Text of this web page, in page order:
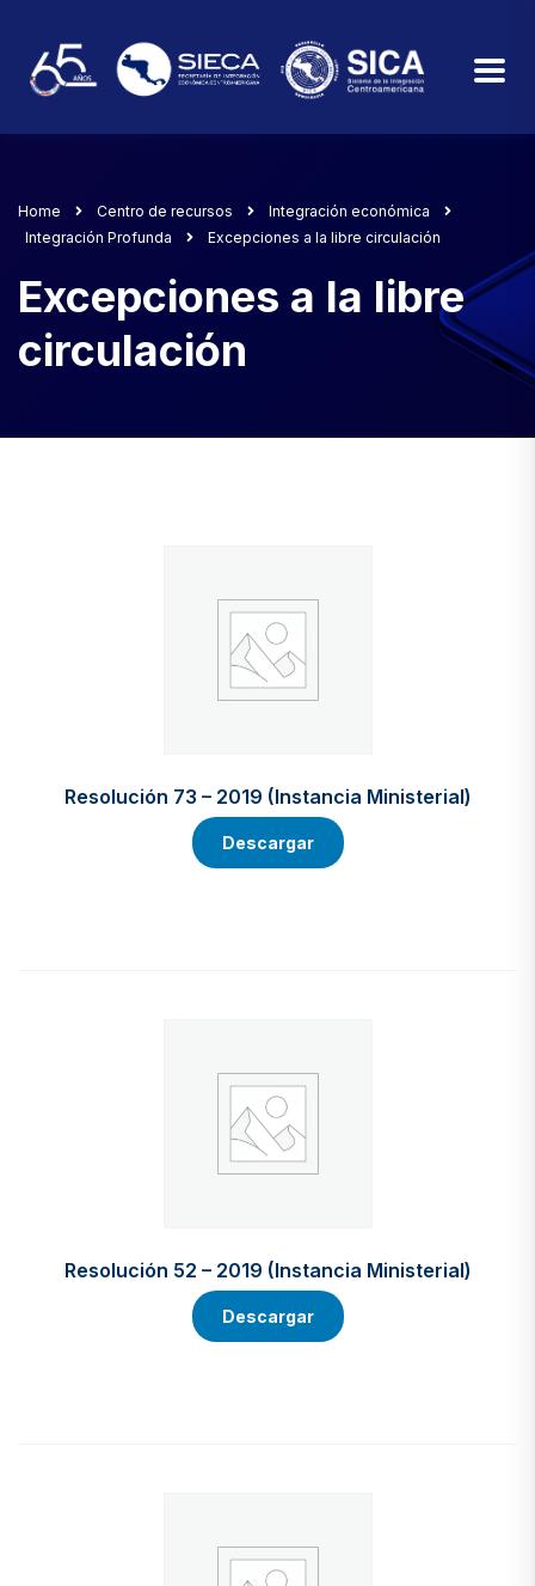
Home Centro de recursos
Integración económica
Integración Profunda
Excepciones a la libre circulación
Excepciones a la libre
circulación
Resolución 73 – 2019 (Instancia Ministerial)
Descargar
Resolución 52 – 2019 (Instancia Ministerial)
Descargar